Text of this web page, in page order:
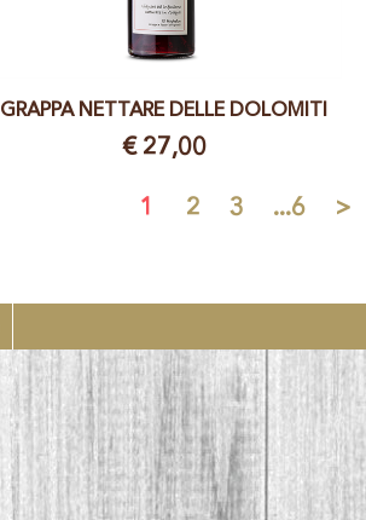
GRAPPA NETTARE DELLE DOLOMITI
€ 27,00
1 2 3 ...6 >